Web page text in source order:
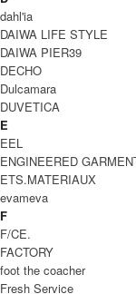
NEW ERAを代表するス
marka(マーカ) BALL
COODINATE
DETAIL
dahl'ia
DAIWA LIFE STYLE
DAIWA PIER39
DECHO
Dulcamara
DUVETICA
E
EEL
ENGINEERED
ETS.MATERIAUX
evameva
F
F/CE.
FACTORY
foot the coacher
Fresh Service